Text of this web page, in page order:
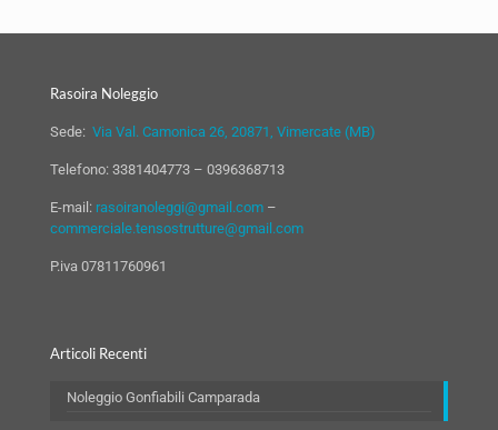
Rasoira Noleggio
Sede: Via Val. Camonica 26, 20871, Vimercate (MB)
Telefono: 3381404773 – 0396368713
E-mail: rasoiranoleggi@gmail.com –
commerciale.tensostrutture@gmail.com
P.iva 07811760961
Articoli Recenti
Noleggio Gonfiabili Camparada